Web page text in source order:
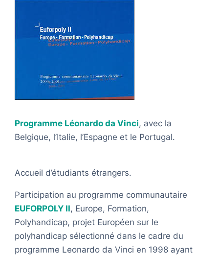
Programme Léonardo da Vinci, avec la
Belgique, l’Italie, l’Espagne et le Portugal.
Accueil d’étudiants étrangers.
Participation au programme communautaire
EUFORPOLY II, Europe, Formation,
Polyhandicap, projet Européen sur le
polyhandicap sélectionné dans le cadre du
programme Leonardo da Vinci en 1998 ayant